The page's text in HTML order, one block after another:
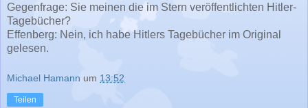
Gegenfrage: Sie meinen die im Stern veröffentlichten Hitler-
Tagebücher?
Effenberg: Nein, ich habe Hitlers Tagebücher im Original
gelesen.
Michael Hamann um 13:52
Teilen